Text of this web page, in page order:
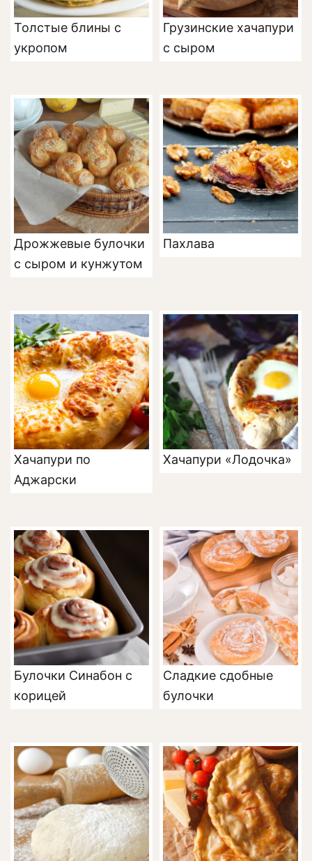
Толстые блины с
укропом
Грузинские хачапури
с сыром
Дрожжевые булочки
с сыром и кунжутом
Пахлава
Хачапури по
Аджарски
Хачапури «Лодочка»
Булочки Синабон с
корицей
Сладкие сдобные
булочки